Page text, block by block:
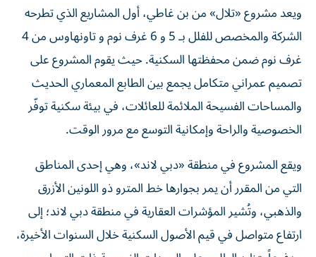
ويعد مشروع «تلال» من بن غاطي، أول المشاريع الذي تطرحه
الشركة والمخصص للفلل بـ 5 و 6 غرف نوم و تاونهاوس من 4
غرف نوم ضمن محفظتها السكنية. حيث يقوم المشروع على
تصميم عمراني متكامل يجمع بين الطابع المعماري الحديث
والمساحات الفسيحة الملائمة للعائلات، في بيئة سكنية توفّر
الخصوصية والراحة وإمكانية التوسع مع مرور الوقت.
ويقع المشروع في منطقة «دبي لاند»، وهي إحدى المناطق
التي من المقرر أن يمر بجوارها خط المترو ذو اللونين الأزرق
والذهبي، وتُشير المؤشرات العقارية في منطقة دبي لاند؛ إلى
ارتفاع متواصل في قيم الأصول السكنية خلال السنوات الأخيرة،